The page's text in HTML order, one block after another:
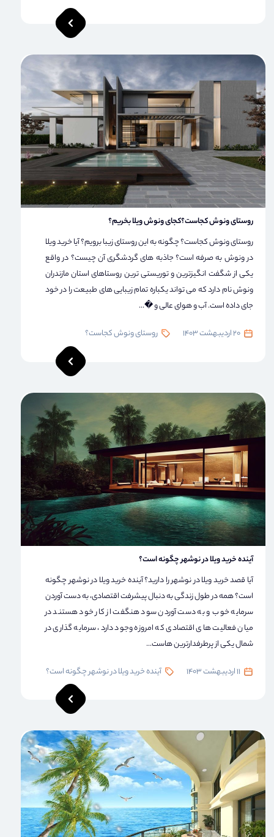
روستای ونوش کجاست؟کجای ونوش ویلا بخریم؟
روستای ونوش کجاست؟ چگونه به این روستای زیبا برویم؟ آیا خرید ویلا
در ونوش به صرفه است؟ جاذبه های گردشگری آن چیست؟ در واقع
یکی از شگفت انگیزترین و توریستی ترین روستاهای استان مازندران
ونوش نام دارد که می تواند یکباره تمام زیبایی های طبیعت را در خود
جای داده است. آب و هوای عالی و �...
20 اردیبهشت 1403 روستای ونوش کجاست؟
آینده خرید ویلا در نوشهر چگونه است؟
آیا قصد خرید ویلا در نوشهر را دارید؟ آینده خرید ویلا در نوشهر چگونه
است؟ همه در طول زندگی به دنبال پیشرفت اقتصادی، به دست آوردن
سرمایه خوب و به دست آوردن سود هنگفت از کار خود هستند در
میان فعالیت های اقتصادی که امروزه وجود دارد، سرمایه گذاری در
شمال یکی از پرطرفدارترین هاست...
11 اردیبهشت 1403 آینده خرید ویلا در نوشهر چگونه است؟